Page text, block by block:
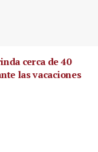
cerca de 40
las vacaciones